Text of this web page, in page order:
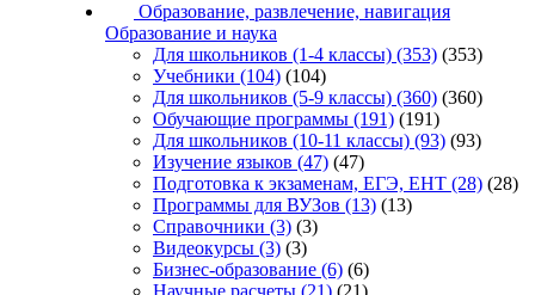
Образование, развлечение, навигация
Образование и наука
Для школьников (1-4 классы) (353) (353)
Учебники (104) (104)
Для школьников (5-9 классы) (360) (360)
Обучающие программы (191) (191)
Для школьников (10-11 классы) (93) (93)
Изучение языков (47) (47)
Подготовка к экзаменам, ЕГЭ, ЕНТ (28) (28)
Программы для ВУЗов (13) (13)
Справочники (3) (3)
Видеокурсы (3) (3)
Бизнес-образование (6) (6)